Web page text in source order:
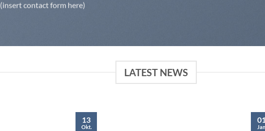
(insert contact form here)
LATEST NEWS
13
Okt.